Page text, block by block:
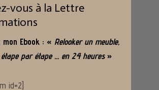
vous à la Lettre
mon Ebook : « Relooker un meuble,
par étape … en 24 heures »
id=2]